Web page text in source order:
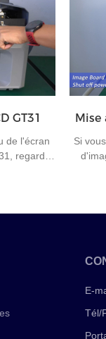
GT-
de tri de la
travail et la
et
GT31
de l'écran
regardez
Mise
Si
E-
Tél/